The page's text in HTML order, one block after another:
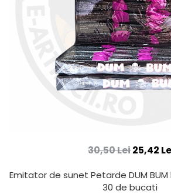
30,50 Lei25,42
Emitator de sunet Petarde DUM
30 de bucati